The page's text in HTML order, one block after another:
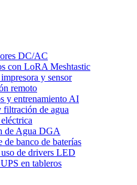
DC/AC
con LoRA Meshtastic
y sensor
remoto
y entrenamiento AI
filtración de agua
de Agua DGA
banco de baterías
de drivers LED
en tableros